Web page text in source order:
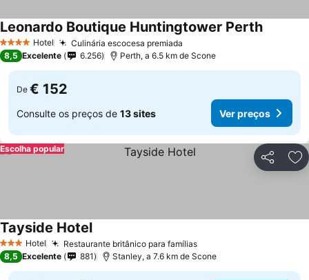
4 EstrelasHotel Culinária escocesa premiada
Leonardo Boutique Huntingtower Perth
8,5 Excelente 6.256 Perth, a 6.5 km de Scone
De € 152
Consulte os preços de 13 sites Ver preços
Partilhar
Escolha popular
3 EstrelasHotel Restaurante britânico para famílias
Tayside Hotel
8,5 Excelente 881 Stanley, a 7.6 km de Scone